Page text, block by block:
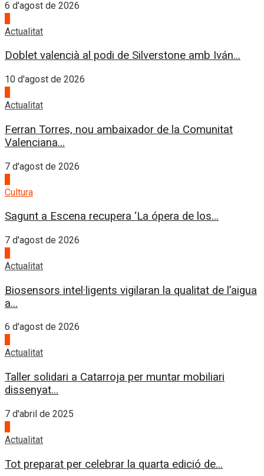
6 d'agost de 2026
Actualitat
Doblet valencià al podi de Silverstone amb Iván...
10 d'agost de 2026
Actualitat
Ferran Torres, nou ambaixador de la Comunitat
Valenciana...
7 d'agost de 2026
Cultura
Sagunt a Escena recupera ‘La ópera de los...
7 d'agost de 2026
Actualitat
Biosensors intel·ligents vigilaran la qualitat de l’aigua
a...
6 d'agost de 2026
Actualitat
Taller solidari a Catarroja per muntar mobiliari
dissenyat...
7 d'abril de 2025
Actualitat
Tot preparat per celebrar la quarta edició de...